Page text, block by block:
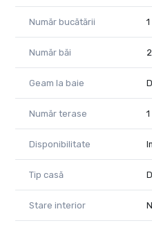
Dina Driment- Consultant
Telefon: 0722375289
Telefon: 0721869140
E-mail:
Număr bucătării 1
Număr băi 2
Geam la baie
Număr terase 1
Disponibilitate
Tip casă
Stare interior